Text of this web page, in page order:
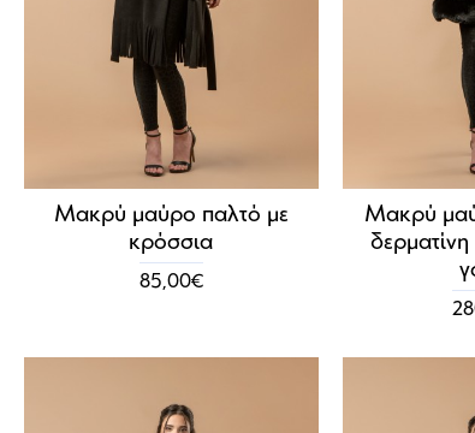
Μακρύ μαύρο παλτό με
κρόσσια
85,00€
Μακρύ
δερματίνη